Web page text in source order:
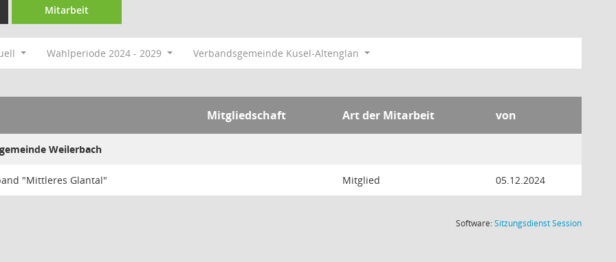
Mitarbeit
Wahlperiode 2024 - 2029 Verbandsgemeinde Kusel-Altenglan
Mitgliedschaft Art der Mitarbeit von
Weilerbach
"Mittleres Glantal" Mitglied 05.12.2024
Software:SitzungsdienstSession(Wird in